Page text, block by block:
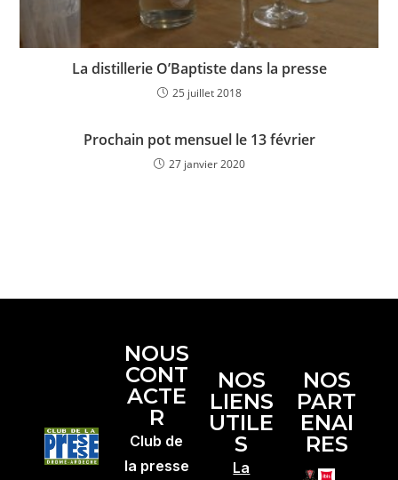
La distillerie O’Baptiste dans la presse
25 juillet 2018
Prochain pot mensuel le 13 février
27 janvier 2020
NOUS
CONT
ACTE
R
Club de
la presse
NOS
LIENS
UTILE
S
La
NOS
PART
ENAI
RES